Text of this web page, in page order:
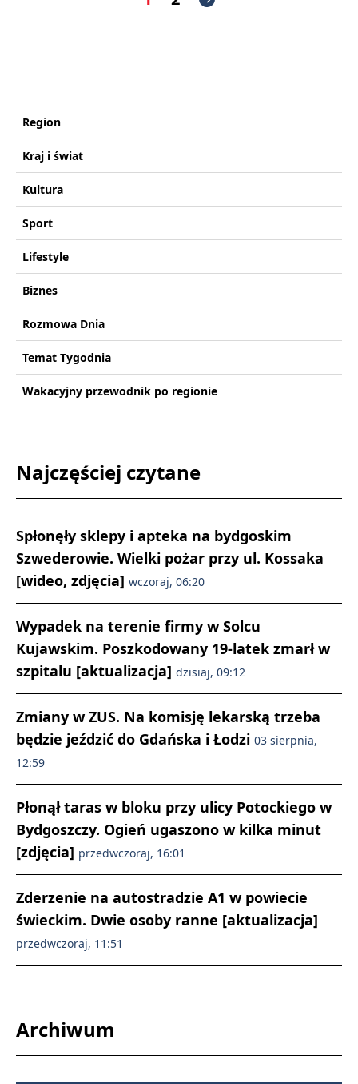
Region
Kraj i świat
Kultura
Sport
Lifestyle
Biznes
Rozmowa Dnia
Temat Tygodnia
Wakacyjny przewodnik po regionie
Najczęściej czytane
Spłonęły sklepy i apteka na bydgoskim
Szwederowie. Wielki pożar przy ul. Kossaka
[wideo, zdjęcia] wczoraj, 06:20
Wypadek na terenie firmy w Solcu
Kujawskim. Poszkodowany 19-latek zmarł w
szpitalu [aktualizacja] dzisiaj, 09:12
Zmiany w ZUS. Na komisję lekarską trzeba
będzie jeździć do Gdańska i Łodzi 03 sierpnia,
12:59
Płonął taras w bloku przy ulicy Potockiego w
Bydgoszczy. Ogień ugaszono w kilka minut
[zdjęcia] przedwczoraj, 16:01
Zderzenie na autostradzie A1 w powiecie
świeckim. Dwie osoby ranne [aktualizacja]
przedwczoraj, 11:51
Archiwum